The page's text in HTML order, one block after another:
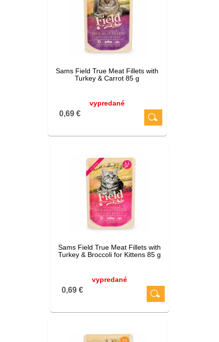
Sams Field True Meat Fillets with
Turkey & Carrot 85 g
vypredané
0,69 €
Sams Field True Meat Fillets with
Turkey & Broccoli for Kittens 85 g
vypredané
0,69 €